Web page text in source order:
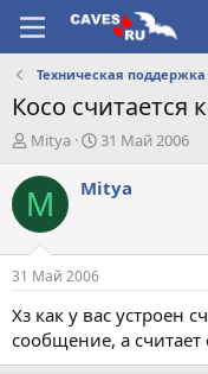
Техническая поддержка
Косо считается
А
т
о
т
е
м
ы
Mitya
Д
т
а
л
31 Май 2006
M Mitya
31 Май 2006
Хз как у вас устроен
сообщение, а